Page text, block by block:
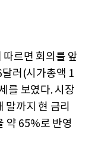
르면 회의를 앞
러(시가총액 1
를 보였다. 시장
말까지 현 금리
약 65%로 반영